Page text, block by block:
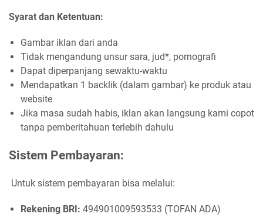
Syarat dan Ketentuan:
Gambar iklan dari anda
Tidak mengandung unsur sara, jud*, pornografi
Dapat diperpanjang sewaktu-waktu
Mendapatkan 1 backlik (dalam gambar) ke produk atau
website
Jika masa sudah habis, iklan akan langsung kami copot
tanpa pemberitahuan terlebih dahulu
Sistem Pembayaran:
Untuk sistem pembayaran bisa melalui:
Rekening BRI: 494901009593533 (TOFAN ADA)